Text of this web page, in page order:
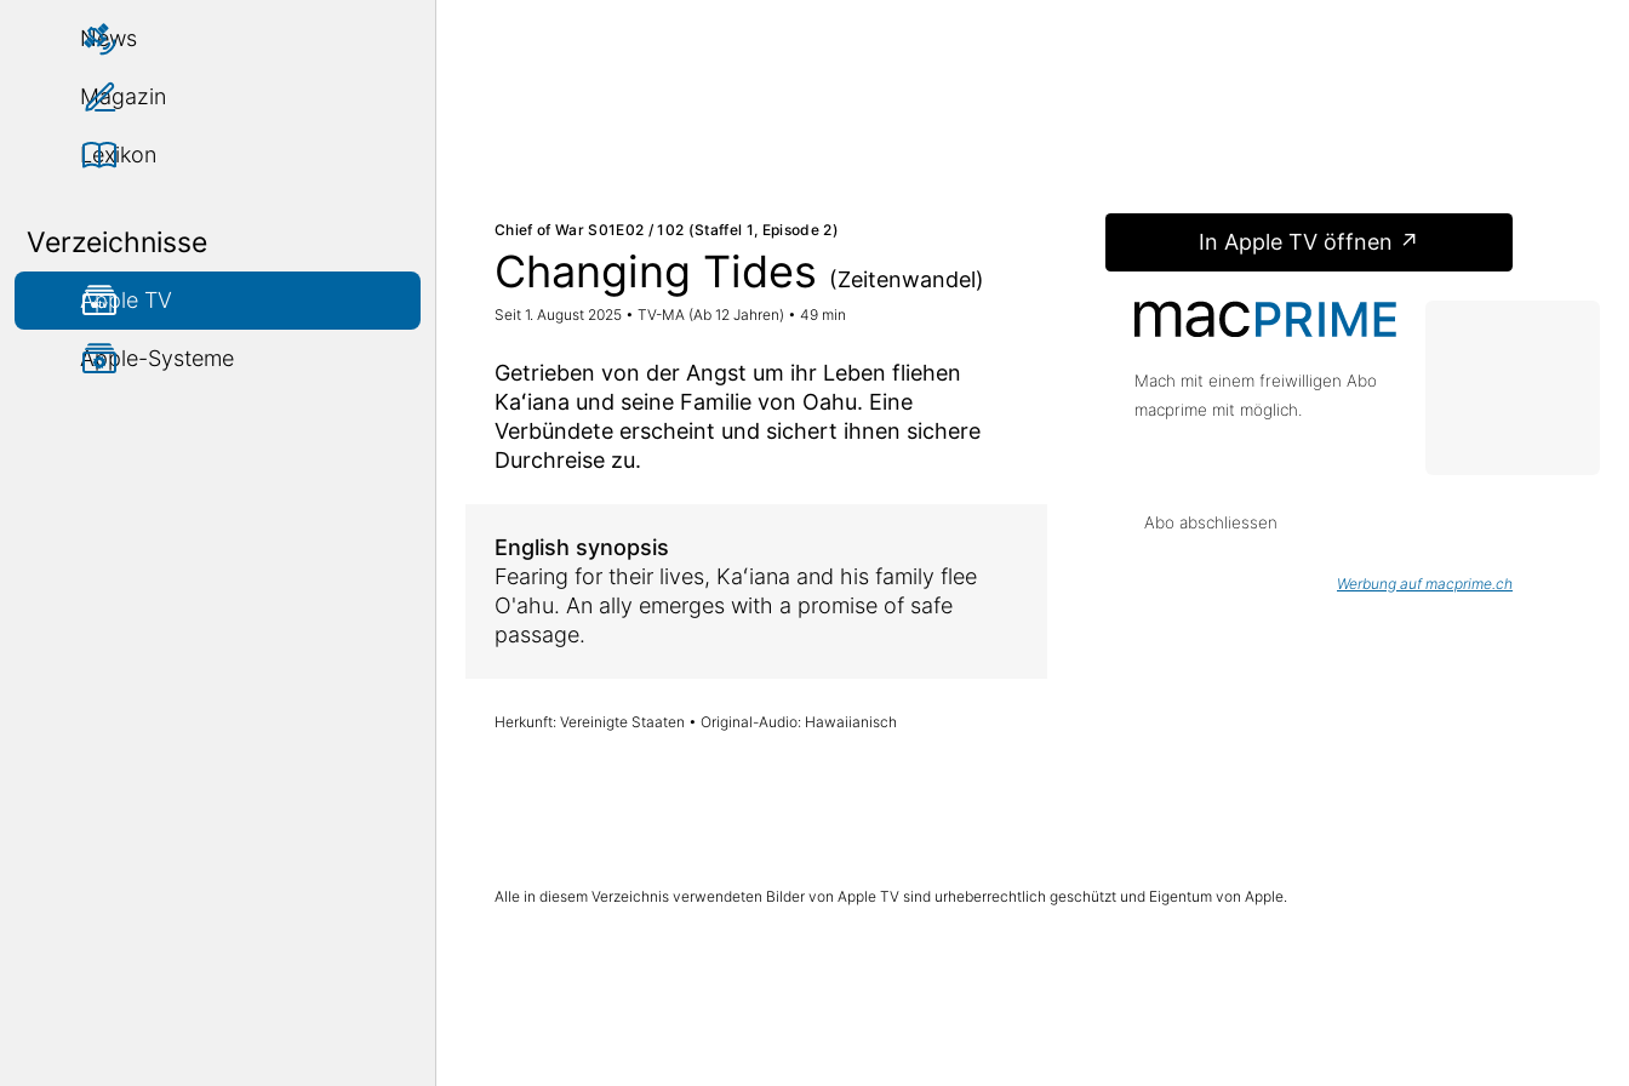
News
Magazin
Lexikon
Verzeichnisse
Apple TV
Apple-Systeme
Chief of War S01E02 / 102 (Staffel 1, Episode 2)
Changing Tides (Zeitenwandel)
Seit 1. August 2025 • TV-MA (Ab 12 Jahren) • 49 min
Getrieben von der Angst um ihr Leben fliehen
Kaʻiana und seine Familie von Oahu. Eine
Verbündete erscheint und sichert ihnen sichere
Durchreise zu.
English synopsis
Fearing for their lives, Kaʻiana and his family flee
O'ahu. An ally emerges with a promise of safe
passage.
Herkunft: Vereinigte Staaten • Original-Audio: Hawaiianisch
In Apple TV öffnen ↗
Mach mit einem freiwilligen Abo
macprime mit möglich.
Abo abschliessen
Werbung auf macprime.ch
Alle in diesem Verzeichnis verwendeten Bilder von Apple TV sind urheberrechtlich geschützt und Eigentum von Apple.